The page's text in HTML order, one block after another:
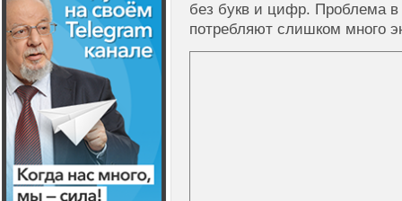
без букв и цифр. Проблема
потребляют слишком много